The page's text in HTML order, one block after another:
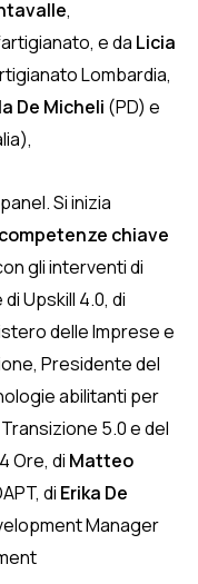
,
e da Licia
Lombardia,
De Micheli (PD) e
Si inizia
chiave
gli interventi di
Upskill 4.0, di
delle Imprese e
Presidente del
abilitanti per
5.0 e del
Ore, di Matteo
di Erika De
Manager